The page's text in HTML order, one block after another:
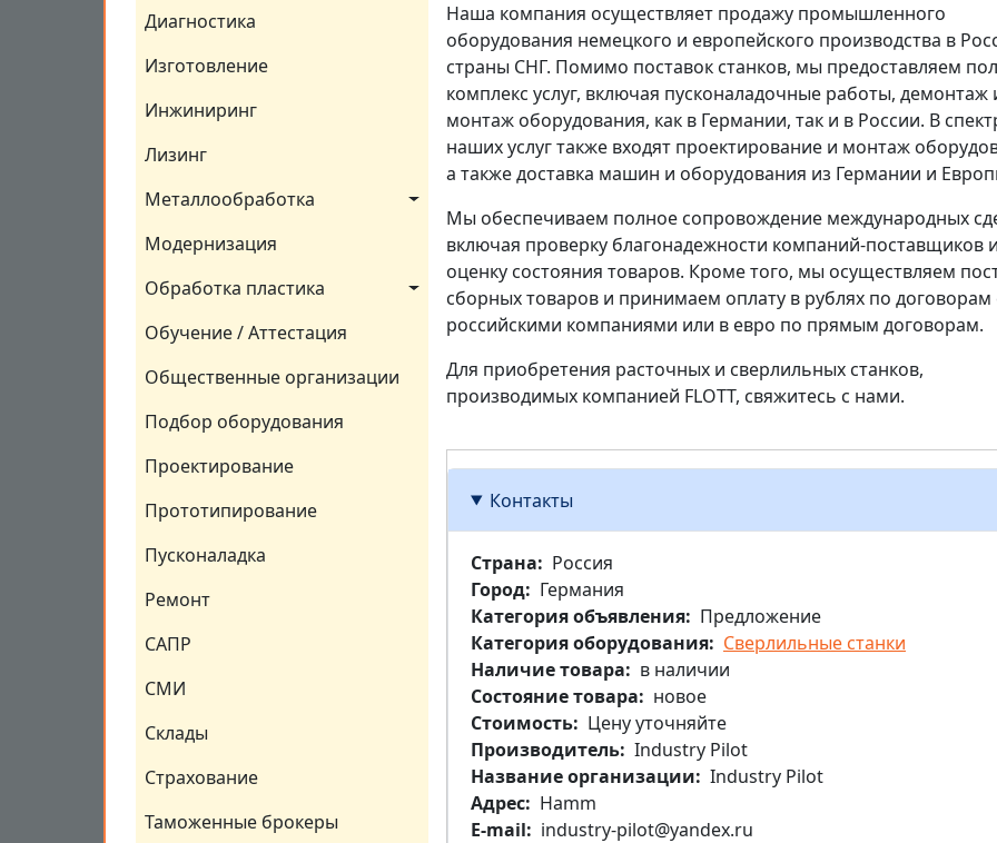
Диагностика
Изготовление
Инжиниринг
Лизинг
Металлообработка
Модернизация
Обработка пластика
Обучение / Аттестация
Общественные организации
Подбор оборудования
Проектирование
Прототипирование
Пусконаладка
Ремонт
САПР
СМИ
Склады
Страхование
Таможенные брокеры
Наша компания осуществляет продажу промышленного
оборудования немецкого и европейского производства в
страны СНГ. Помимо поставок станков, мы предоставляем
комплекс услуг, включая пусконаладочные работы, демонтаж
монтаж оборудования, как в Германии, так и в России. В
наших услуг также входят проектирование и монтаж
а также доставка машин и оборудования из Германии и
Мы обеспечиваем полное сопровождение международных
включая проверку благонадежности компаний-поставщиков
оценку состояния товаров. Кроме того, мы осуществляем
сборных товаров и принимаем оплату в рублях по договорам
российскими компаниями или в евро по прямым договорам.
Для приобретения расточных и сверлильных станков,
производимых компанией FLOTT, свяжитесь с нами.
Контакты
Страна
Россия
Город
Германия
Категория объявления
Предложение
Категория оборудования
Сверлильные станки
Наличие товара
в наличии
Состояние товара
новое
Стоимость
Цену уточняйте
Производитель Industry Pilot
Название организации
Industry Pilot
Aдрес
Hamm
E-mail
industry-pilot@yandex.ru